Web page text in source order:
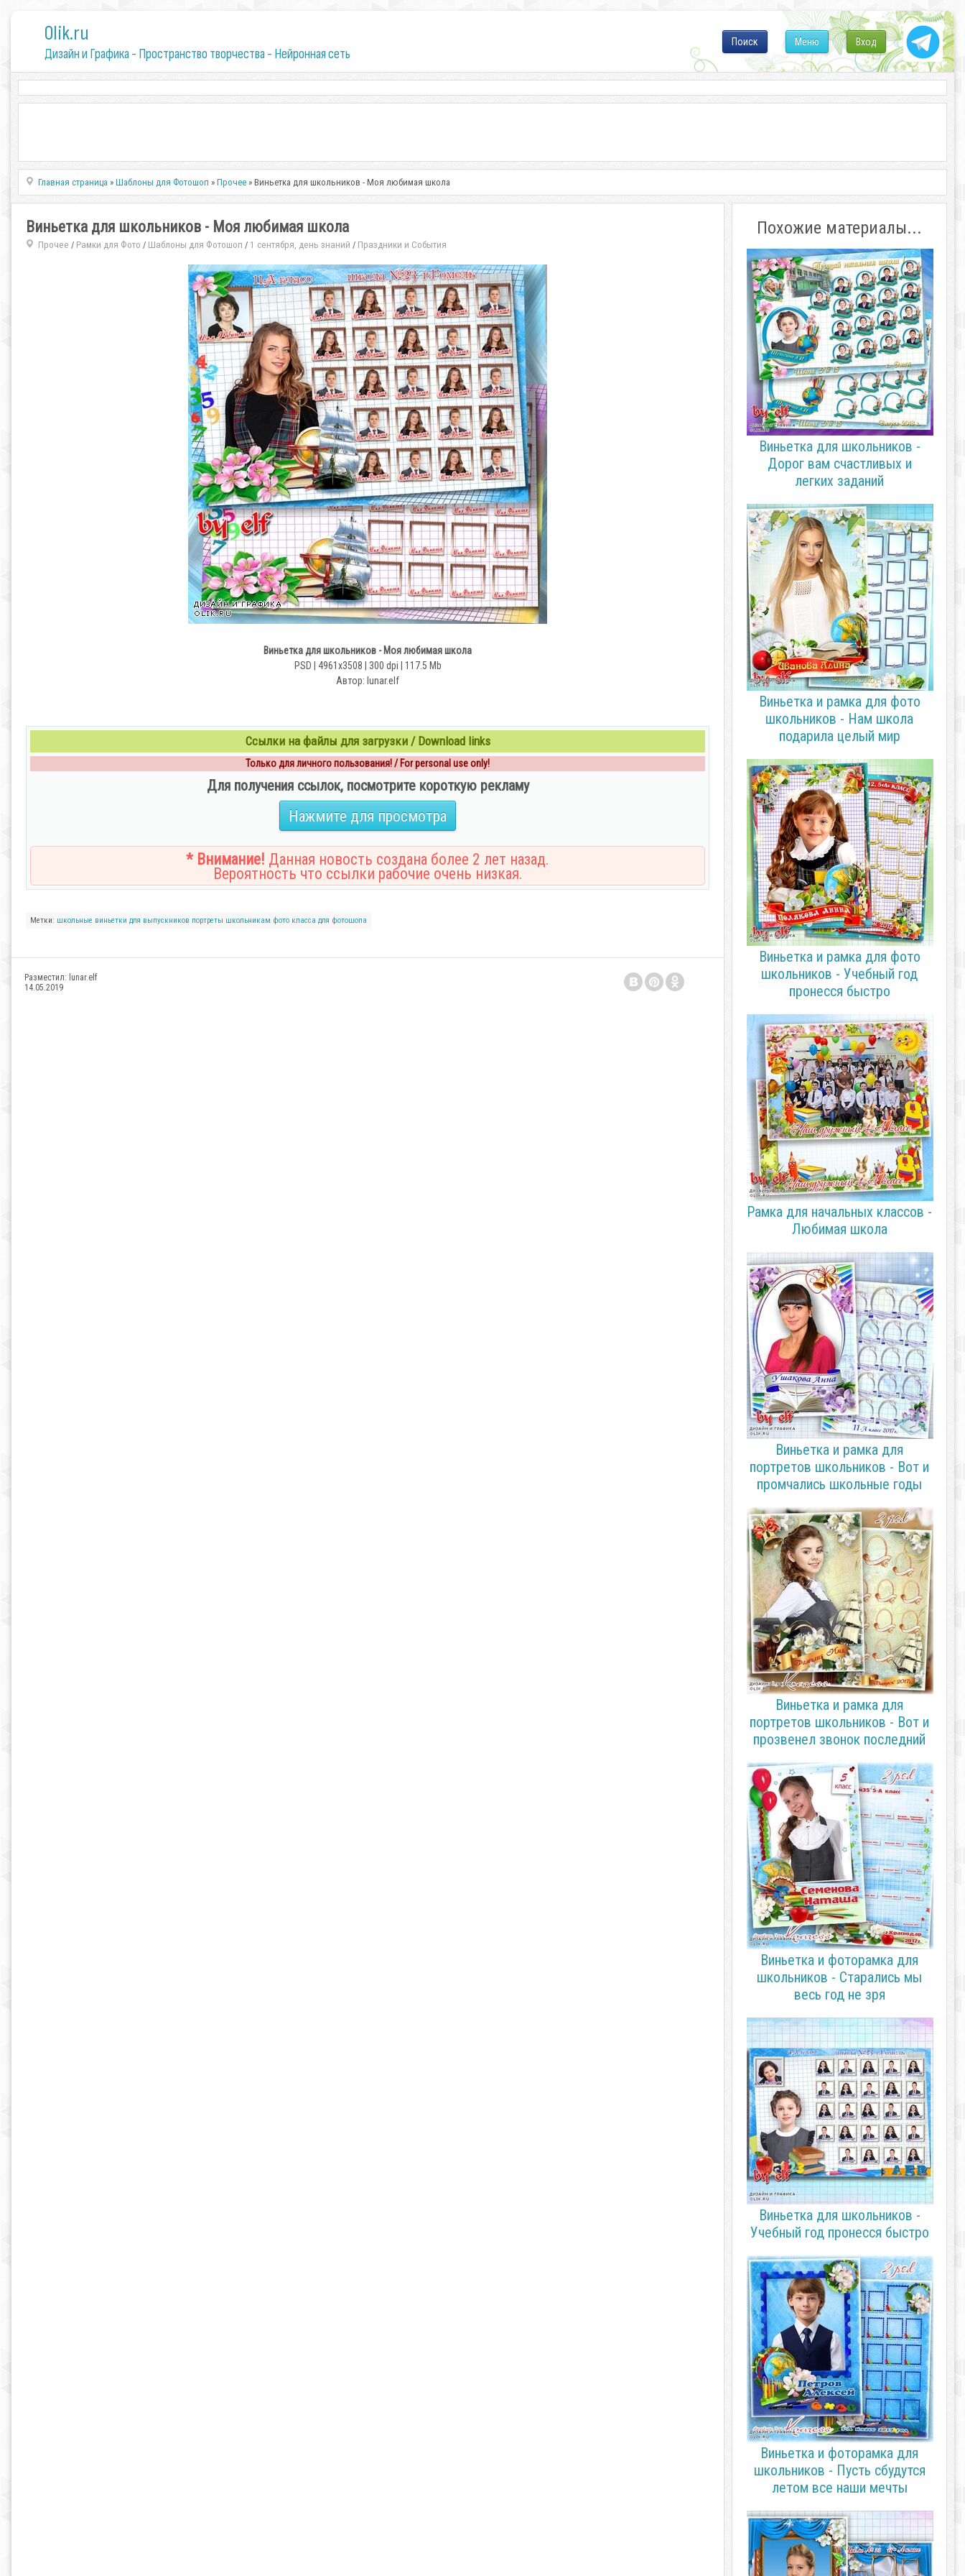
0lik.ru
Дизайн и Графика - Пространство творчества - Нейронная сеть
Вход
Меню
Поиск
Главная страница »Шаблоны для Фотошоп »Прочее » Виньетка для школьников - Моя любимая школа
Виньетка для школьников - Моя любимая школа
Прочее / Рамки для Фото / Шаблоны для Фотошоп / 1 сентября, день знаний / Праздники и События
Виньетка для школьников - Моя любимая школа
PSD | 4961х3508 | 300 dpi | 117.5 Mb
Автор: lunar.elf
Ссылки на файлы для загрузки / Download links
Только для личного пользования! / For personal use only!
Для получения ссылок, посмотрите короткую рекламу
Нажмите для просмотра
* Внимание! Данная новость создана более 2 лет назад.
Вероятность что ссылки рабочие очень низкая.
Метки: школьные виньетки для выпускников портреты школьникам фото класса для фотошопа
Разместил: lunar.elf
14.05.2019
Похожие материалы...
Виньетка для школьников -
Дорог вам счастливых и
легких заданий
Виньетка и рамка для фото
школьников - Нам школа
подарила целый мир
Виньетка и рамка для фото
школьников - Учебный год
пронесся быстро
Рамка для начальных классов -
Любимая школа
Виньетка и рамка для
портретов школьников - Вот и
промчались школьные годы
Виньетка и рамка для
портретов школьников - Вот и
прозвенел звонок последний
Виньетка и фоторамка для
школьников - Старались мы
весь год не зря
Виньетка для школьников -
Учебный год пронесся быстро
Виньетка и фоторамка для
школьников - Пусть сбудутся
летом все наши мечты